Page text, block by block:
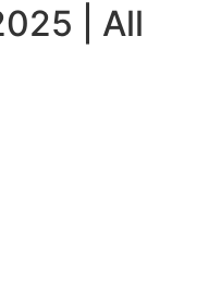
| All